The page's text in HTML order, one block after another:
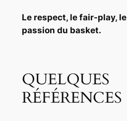
Le respect, le fair-play,
passion du basket.
QUELQUES
RÉFÉRENCES